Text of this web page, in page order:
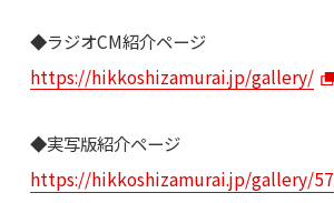
◆ラジオCM紹介ページ
https://hikkoshizamurai.jp/gallery/
◆実写版紹介ページ
https://hikkoshizamurai.jp/gallery/57